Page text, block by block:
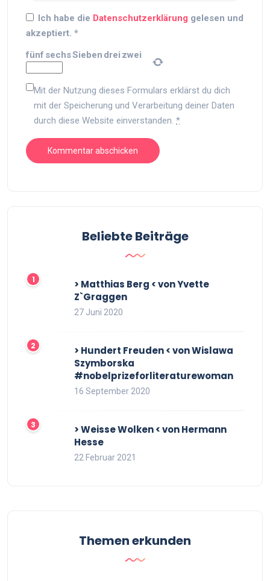
Ich habe die Datenschutzerklärung gelesen und
akzeptiert. *
fünf sechsSieben drei zwei
Mit der Nutzung dieses Formulars erklärst du dich
mit der Speicherung und Verarbeitung deiner Daten
durch diese Website einverstanden. *
Beliebte Beiträge
> Matthias Berg < von Yvette
Z`Graggen
27 Juni 2020
> Hundert Freuden < von Wislawa
Szymborska
#nobelprizeforliteraturewoman
16 September 2020
> Weisse Wolken < von Hermann
Hesse
22 Februar 2021
Themen erkunden